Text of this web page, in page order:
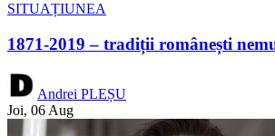
SITUAȚIUNEA
1871-2019 – tradiții românești
Andrei PLEȘU
Joi, 06 Aug